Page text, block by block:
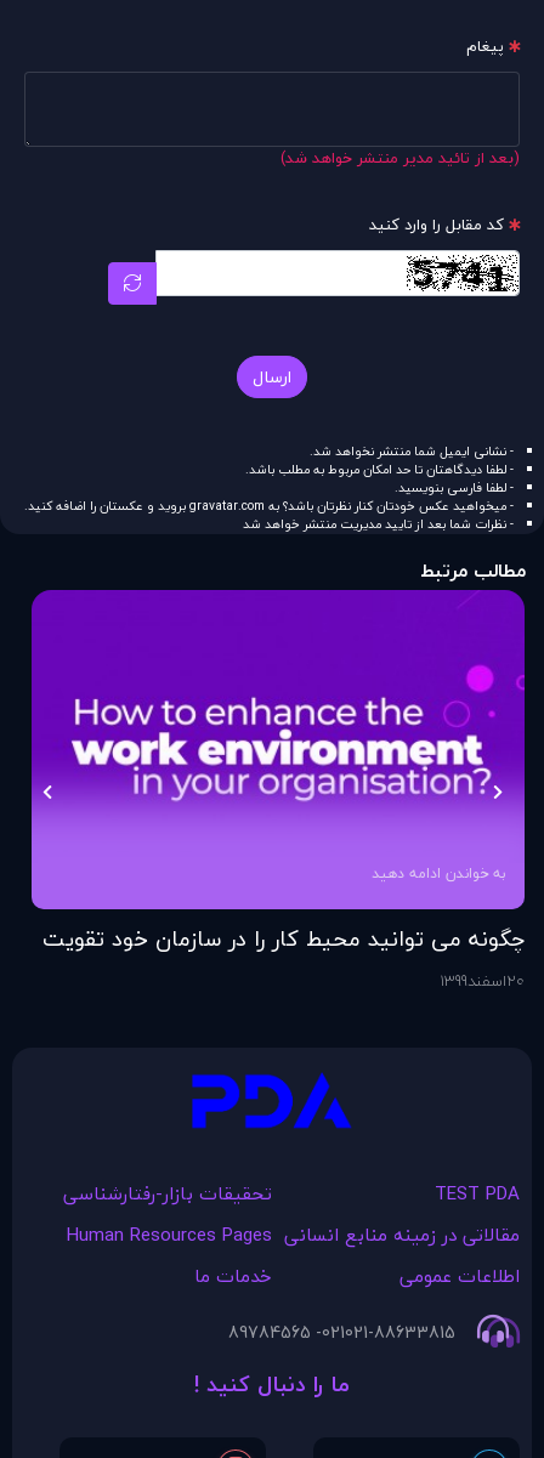
پیغام
(بعد از تائید مدیر منتشر خواهد شد)
کد مقابل را وارد کنید
ارسال
- نشانی ایمیل شما منتشر نخواهد شد.
- لطفا دیدگاهتان تا حد امکان مربوط به مطلب باشد.
- لطفا فارسی بنویسید.
- میخواهید عکس خودتان کنار نظرتان باشد؟ به gravatar.comبروید و عکستان را اضافه کنید.
- نظرات شما بعد از تایید مدیریت منتشر خواهد شد
مطالب مرتبط
به خواندن ادامه دهید
چگونه می توانید محیط کار را در سازمان خود تقویت
کنید؟
20اسفند1399
TEST PDA
تحقیقات بازار-رفتارشناسی
مقالاتی در زمينه منابع انسانی Human Resources Pages
اطلاعات عمومی
خدمات ما
021-88633815
021- 89784565
ما را دنبال کنید !